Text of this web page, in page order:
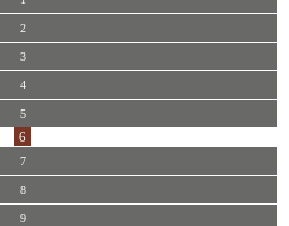
2
3
4
5
6
7
8
9